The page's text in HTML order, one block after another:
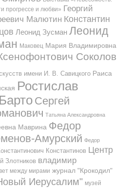
прогрессе и любви» Георгий
Малютин Константин
Леонид Зусман Леонид
Маковец Мария Владимировна
Соколов
имени И. В. Савицкого Раиса
Ростислав
Сергей
Татьяна Александровна
Маврина Федор
Амурский Федор
Константинов Центр
Злотников владимир
между мирами журнал "Крокодил"
Иерусалим" музей